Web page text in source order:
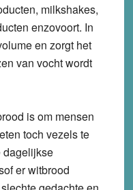
milkshakes,
enzovoort. In
en zorgt het
van vocht wordt
is om mensen
toch vezels te
dagelijkse
er witbrood